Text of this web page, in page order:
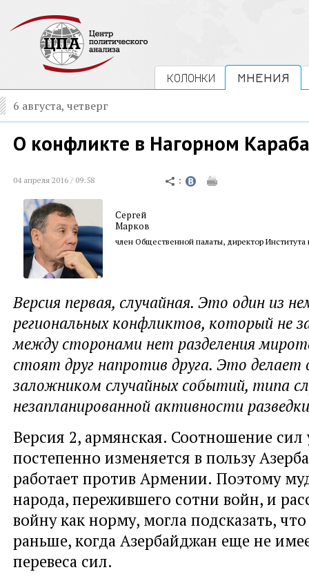
КОЛОНКИ МНЕНИЯ
6 августа, четверг
О конфликте в Нагорном
04 апреля 2016 / 09:58
Сергей
Марков
член Общественной палаты, директор Института
Версия первая, случайная. Это один из
региональных конфликтов, который не
между сторонами нет разделения
стоят друг напротив друга. Это делает
заложником случайных событий, типа
незапланированной активности
Версия 2, армянская. Соотношение
постепенно изменяется в пользу
работает против Армении. Поэтому
народа, пережившего сотни войн, и
войну как норму, могла подсказать,
раньше, когда Азербайджан еще не
перевеса сил.